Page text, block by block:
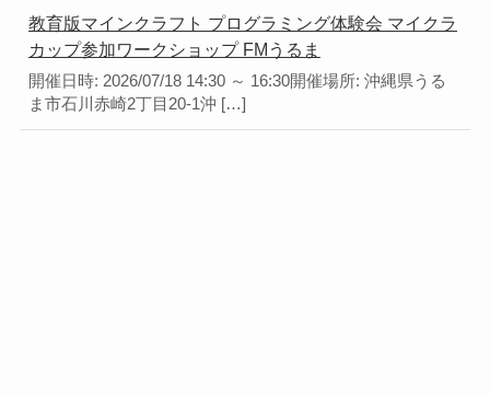
教育版マインクラフト プログラミング体験会 マイクラ
カップ参加ワークショップ FMうるま
開催日時: 2026/07/18 14:30 ～ 16:30開催場所: 沖縄県うる
ま市石川赤崎2丁目20-1沖 […]